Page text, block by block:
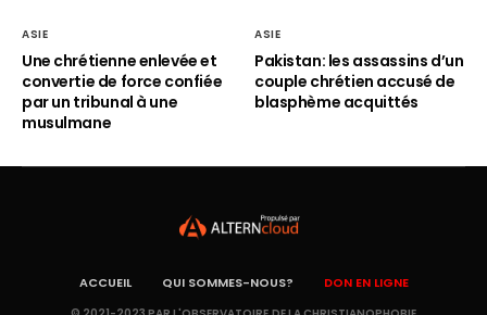
ASIE
Une chrétienne enlevée et
convertie de force confiée
par un tribunal à une
musulmane
ASIE
Pakistan: les assassins d’un
couple chrétien accusé de
blasphème acquittés
ACCUEIL QUI SOMMES-NOUS? DON EN LIGNE